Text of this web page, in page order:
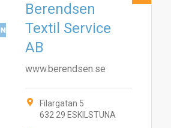
Berendsen
Textil Service
AB
www.berendsen.se
Filargatan 5
632 29 ESKILSTUNA